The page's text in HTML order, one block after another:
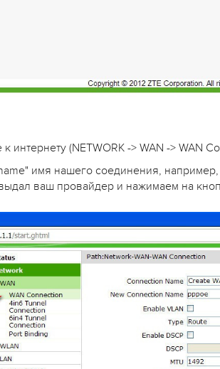
интернету (NETWORK -> WAN -> WAN
имя нашего соединения,
ваш провайдер и нажимаем на